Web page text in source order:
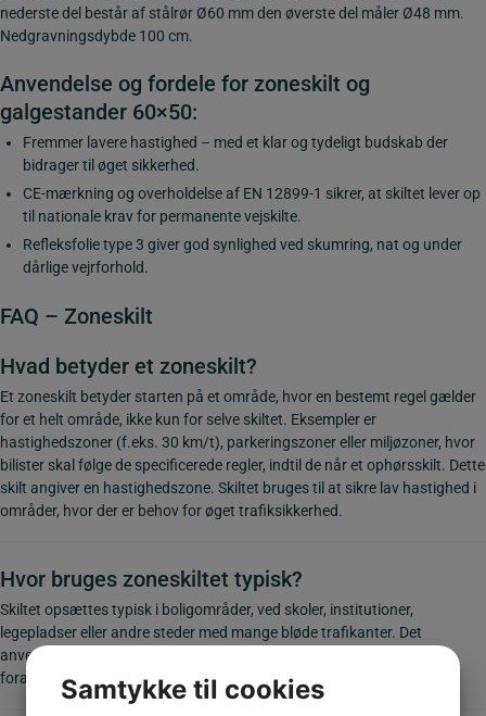
nederste del består af stålrør Ø60 mm den øverste del måler Ø48 mm.
Nedgravningsdybde 100 cm.
Anvendelse og fordele for zoneskilt og
galgestander 60×50:
Fremmer lavere hastighed – med et klar og tydeligt budskab der
bidrager til øget sikkerhed.
CE-mærkning og overholdelse af EN 12899-1 sikrer, at skiltet lever op
til nationale krav for permanente vejskilte.
Refleksfolie type 3 giver god synlighed ved skumring, nat og under
dårlige vejrforhold.
FAQ – Zoneskilt
Hvad betyder et zoneskilt?
Et zoneskilt betyder starten på et område, hvor en bestemt regel gælder
for et helt område, ikke kun for selve skiltet. Eksempler er
hastighedszoner (f.eks. 30 km/t), parkeringszoner eller miljøzoner, hvor
bilister skal følge de specificerede regler, indtil de når et ophørsskilt. Dette
skilt angiveren hastighedszone. Skiltet bruges til at sikre lav hastighed i
områder, hvor der er behov for øget trafiksikkerhed.
Hvor bruges zoneskiltet typisk?
Skiltet opsættes typisk i boligområder, ved skoler, institutioner,
legepladser eller andre steder med mange bløde trafikanter. Det
anvendes også i forbindelse med vejbump og fartdæmpende
foranstaltninger.Samtykke til cookies